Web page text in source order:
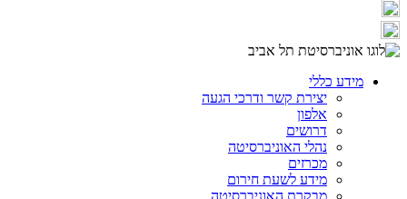
מידע כללי
יצירת קשר ודרכי הגעה
אלפון
דרושים
נהלי האוניברסיטה
מכרזים
מידע לשעת חירום